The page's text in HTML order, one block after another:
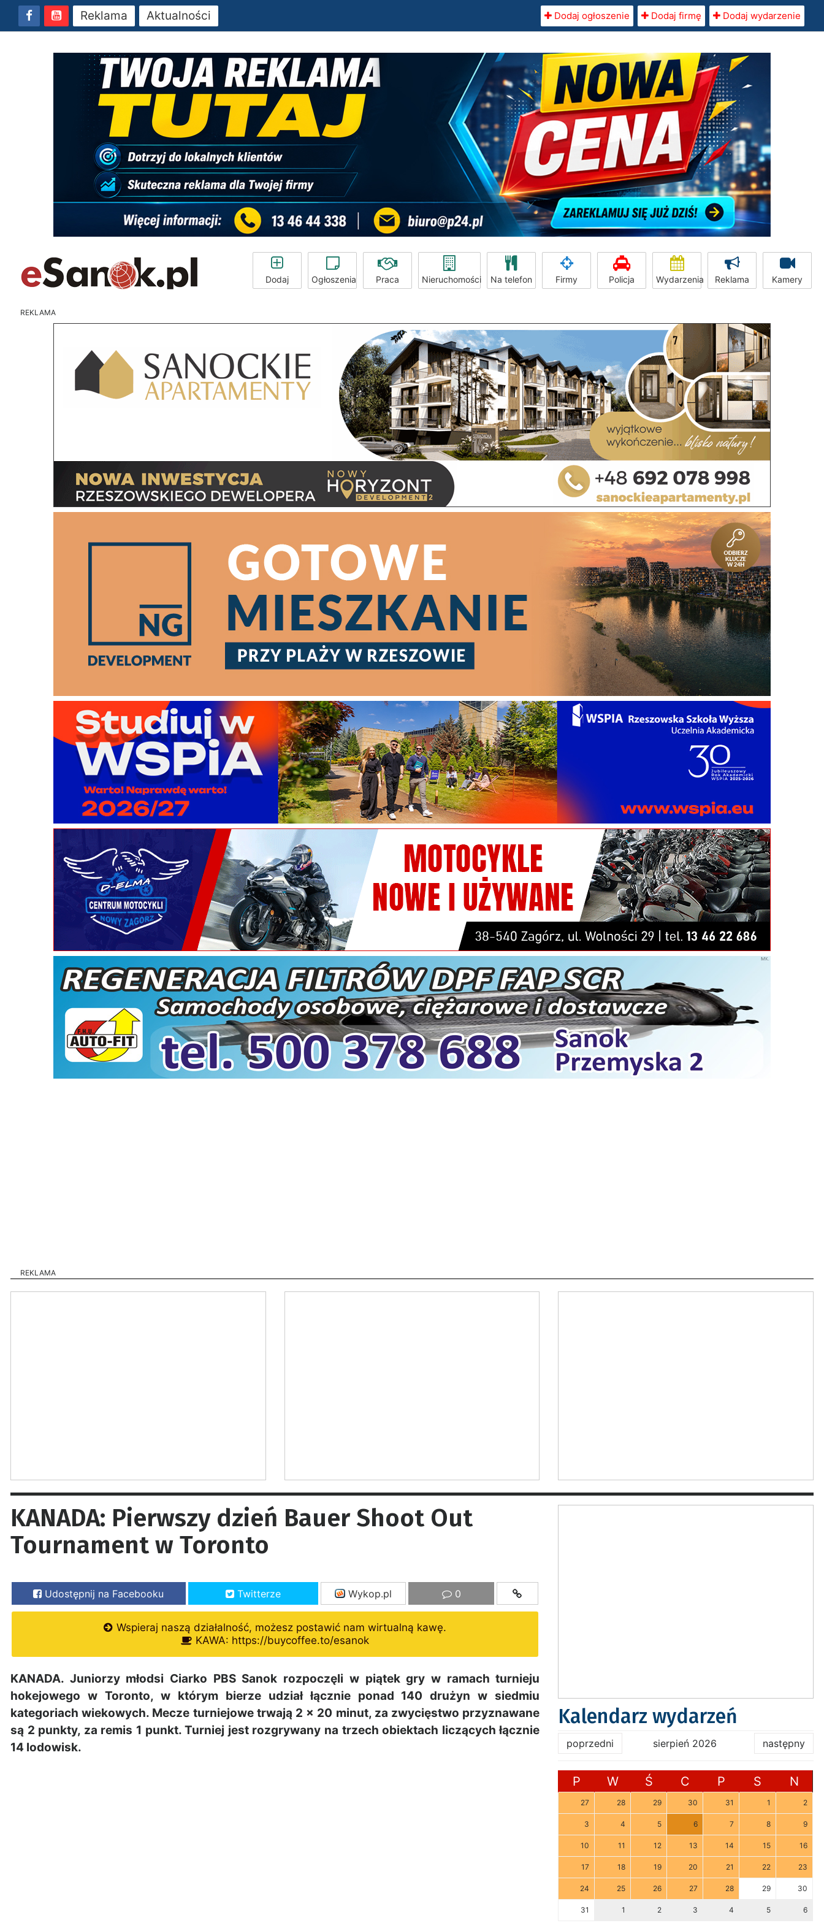
Reklama Aktualności Dodaj ogłoszenie Dodaj firmę Dodaj wydarzenie
Dodaj Ogłoszenia Praca Nieruchomości Na telefon Firmy Policja Wydarzenia Reklama Kamery
REKLAMA
REKLAMA
KANADA: Pierwszy dzień Bauer Shoot Out
Tournament w Toronto
Udostępnij na Facebooku Twitterze Wykop.pl 0
Wspieraj naszą działalność, możesz postawić nam wirtualną kawę.
KAWA: https://buycoffee.to/esanok
KANADA. Juniorzy młodsi Ciarko PBS Sanok rozpoczęli w piątek gry w ramach turnieju
hokejowego w Toronto, w którym bierze udział łącznie ponad 140 drużyn w siedmiu
kategoriach wiekowych. Mecze turniejowe trwają 2 x 20 minut, za zwycięstwo przyznawane
są 2 punkty, za remis 1 punkt. Turniej jest rozgrywany na trzech obiektach liczących łącznie
14 lodowisk.
Kalendarz wydarzeń
poprzedni sierpień 2026 następny
P W Ś C P S N
27 28 29 30 31 1 2
3 4 5 6 7 8 9
10 11 12 13 14 15 16
17 18 19 20 21 22 23
24 25 26 27 28 29 30
31 1 2 3 4 5 6